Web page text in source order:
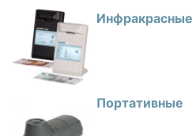
Инфракрасные
Портативные